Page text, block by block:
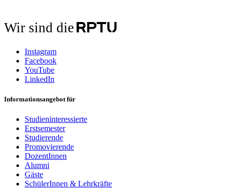
Wir sind die
Instagram
Facebook
YouTube
LinkedIn
Informationsangebot für
Studieninteressierte
Erstsemester
Studierende
Promovierende
DozentInnen
Alumni
Gäste
SchülerInnen & Lehrkräfte